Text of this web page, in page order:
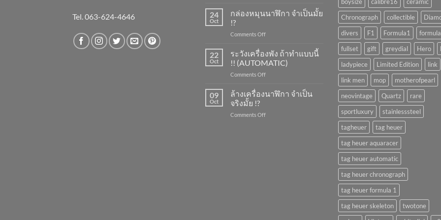
Tel. 063-624-4646
ทำ
ไง
?
24
Oct
กล่องหมุนนาฬิกา จำเป็นมั้ย
!?
Comments Offon
หมุน
จำเป็น
มั้ย
22
Oct
ระวังเครื่องพัง ถ้าทำแบบนี้
!! (AUTOMATIC)
Comments Offon
เครื่อง
ทำ
09
Oct
ล้างเครื่องนาฬิกา จำเป็น
จริงมั้ย !?
Comments Offon
boysize
calibre16
ceramic
Chronograph
collectible
divers
F1 Formula1
fullset
gift greydial Hero
ladypiece
Limited Edition
link
link men
mop
motherofpearl
neovintage
Quartz
rare
sportluxury
stainlesssteel
tagheuer
tag heuer
tag heuer aquaracer
tag heuer automatic
tag heuer chronograph
tag heuer formula 1
tag heuer skeleton
twotone